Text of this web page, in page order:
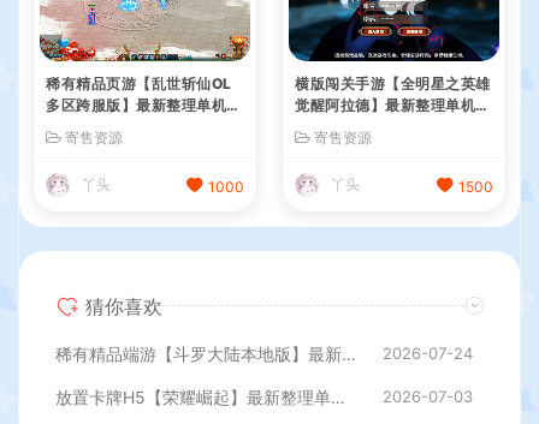
稀有精品页游【乱世斩仙OL
多区跨服版】最新整理单机一
务端+网页注册+网页商城+C
DK授权后台+详细搭建教程
寄售资源
丫头 1000
横版闯关手游【全明星之英雄
觉醒阿拉德】最新整理单机一
JAVA管理后台+GM授权后台
+安卓苹果双端+详细搭建教
程
寄售资源
丫头 1500
猜你喜欢
稀有精品端游【斗罗大陆本地版】最新整理Win系服务端+PC客户端+网页注册+CDK授权后台+管理后台+详细搭建教程 2026-07-24
放置卡牌H5【荣耀崛起】最新整理单机一键即玩端+Linux手工服务端+CDK授权后台+简易安卓+详细搭建教程+全套源码 2026-07-03